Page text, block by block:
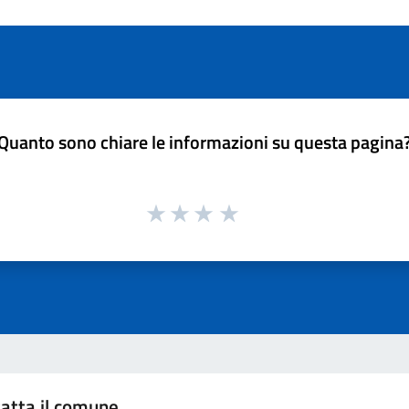
sono chiare le informazioni su questa